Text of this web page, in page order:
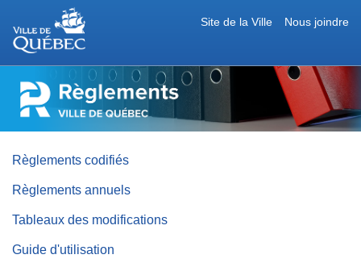
Nous joindre
Site de la Ville
RÈGLEMENTS
DE
QUÉBEC
Règlements codifiés
Règlements annuels
Tableaux des modifications
Guide d'utilisation